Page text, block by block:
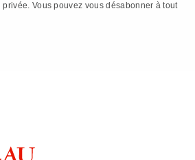
Vous pouvez vous désabonner à tout